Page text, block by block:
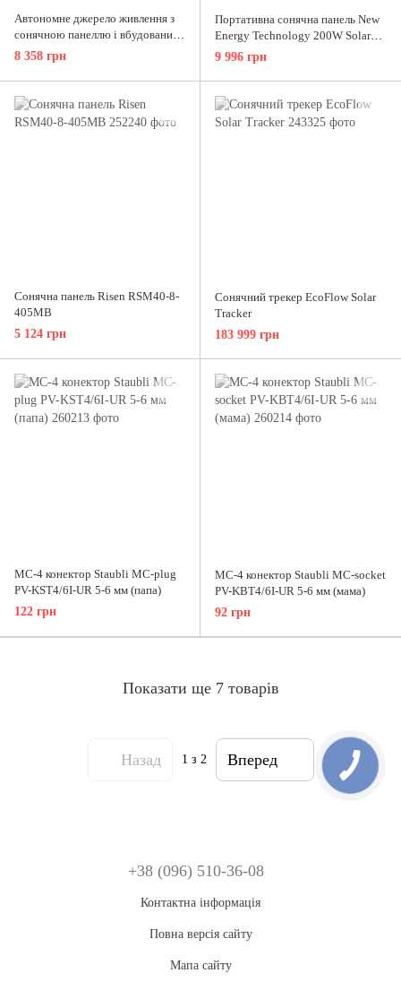
Автономне джерело живлення з
сонячною панеллю і вбудованим
акумулятором Full Energy SBBG-
125 для систем
відеоспостереження,
сигналізації, контролю доступу
та інших пристроїв 12 В
8 358 грн
Портативна сонячна панель New
Energy Technology 200W Solar
Charger
9 996 грн
Сонячна панель Risen RSM40-8-
405MB
5 124 грн
Сонячний трекер EcoFlow Solar
Tracker
183 999 грн
MC-4 конектор Staubli MC-plug
PV-KST4/6I-UR 5-6 мм (папа)
122 грн
MC-4 конектор Staubli MC-socket
PV-KBT4/6I-UR 5-6 мм (мама)
92 грн
Показати ще 7 товарів
Назад 1 з 2 Вперед
+38 (096) 510-36-08
Контактна інформація
Повна версія сайту
Мапа сайту